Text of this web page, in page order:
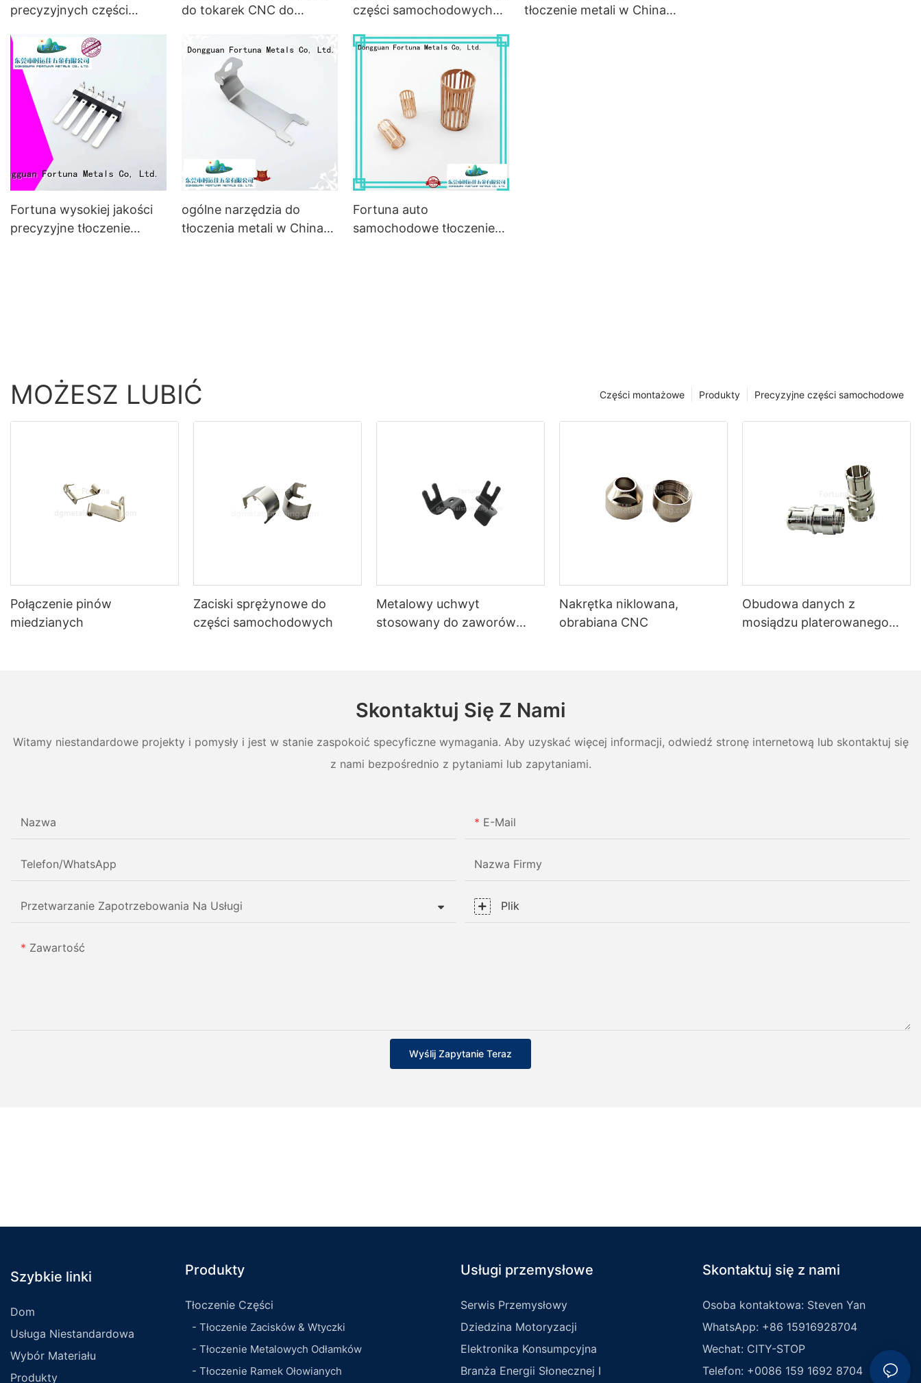
precyzyjnych części
sprzętu AGD i
samochodów
do tokarek CNC do
samochodów
części samochodowych
tłoczenie metali w Chinach
Fortuna wysokiej jakości
precyzyjne tłoczenie
ogólne narzędzia do
tłoczenia metali w Chinach
Fortuna auto
samochodowe tłoczenie
MOŻESZ LUBIĆ Precyzyjne części samochodowe
Produkty
Części montażowe
Połączenie pinów
miedzianych
Zaciski sprężynowe do
części samochodowych
Metalowy uchwyt
stosowany do zaworów
Nakrętka niklowana,
obrabiana CNC
Obudowa danych z
mosiądzu platerowanego
Skontaktuj Się Z Nami
Witamy niestandardowe projekty i pomysły i jest w stanie zaspokoić specyficzne wymagania. Aby uzyskać więcej informacji, odwiedź stronę internetową lub skontaktuj się
z nami bezpośrednio z pytaniami lub zapytaniami.
Nazwa E-Mail
Telefon/WhatsApp Nazwa Firmy
Przetwarzanie Zapotrzebowania Na Usługi Plik
Zawartość
Wyślij Zapytanie Teraz
Szybkie linki
Dom
Usługa Niestandardowa
Wybór Materiału
Produkty
Produkty
Tłoczenie Części
- Tłoczenie Zacisków & Wtyczki
- Tłoczenie Metalowych Odłamków
- Tłoczenie Ramek Ołowianych
Usługi przemysłowe
Serwis Przemysłowy
Dziedzina Motoryzacji
Elektronika Konsumpcyjna
Branża Energii Słonecznej I
Skontaktuj się z nami
Osoba kontaktowa: Steven Yan
WhatsApp: +86 15916928704
Wechat: CITY-STOP
Telefon: +0086 159 1692 8704